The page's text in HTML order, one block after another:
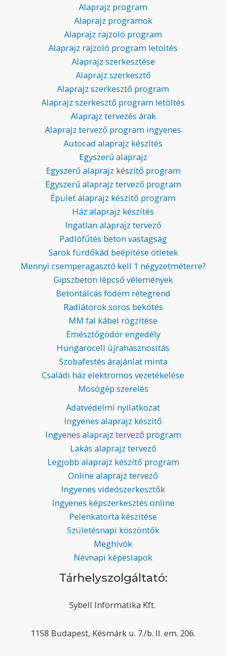
Alaprajz program
Alaprajz programok
Alaprajz rajzoló program
Alaprajz rajzoló program letöltés
Alaprajz szerkesztése
Alaprajz szerkesztő
Alaprajz szerkesztő program
Alaprajz szerkesztő program letöltés
Alaprajz tervezés árak
Alaprajz tervező program ingyenes
Autocad alaprajz készítés
Egyszerű alaprajz
Egyszerű alaprajz készítő program
Egyszerű alaprajz tervező program
Épület alaprajz készítő program
Ház alaprajz készítés
Ingatlan alaprajz tervező
Padlófűtés beton vastagság
Sarok fürdőkád beépítése ötletek
Mennyi csemperagasztó kell 1 négyzetméterre?
Gipszbeton lépcső vélemények
Betontálcás födém rétegrend
Radiátorok soros bekötés
MM fal kábel rögzítése
Emésztőgödör engedély
Hungarocell újrahasznosítás
Szobafestés árajánlat minta
Családi ház elektromos vezetékelése
Mosógép szerelés
Adatvédelmi nyilatkozat
Ingyenes alaprajz készítő
Ingyenes alaprajz tervező program
Lakás alaprajz tervező
Legjobb alaprajz készítő program
Online alaprajz tervező
Ingyenes videószerkesztők
Ingyenes képszerkesztés online
Pelenkatorta készítése
Születésnapi köszöntők
Meghívók
Névnapi képeslapok
Tárhelyszolgáltató:
Sybell Informatika Kft.
1158 Budapest, Késmárk u. 7./b. II. em. 206.